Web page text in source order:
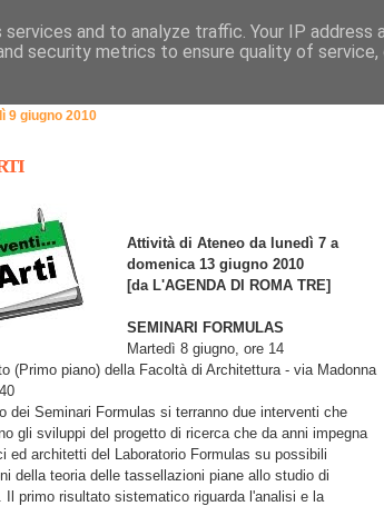
9 giugno 2010
Attività di Ateneo da lunedì 7 a
domenica 13 giugno 2010
[da L'AGENDA DI ROMA TRE]
SEMINARI FORMULAS
Martedì 8 giugno, ore 14
(Primo piano) della Facoltà di Architettura - via Madonna
dei Seminari Formulas si terranno due interventi che
gli sviluppi del progetto di ricerca che da anni impegna
ed architetti del Laboratorio Formulas su possibili
della teoria delle tassellazioni piane allo studio di
Il primo risultato sistematico riguarda l'analisi e la
and to analyze traffic. Your IP address
security metrics to ensure quality of service,